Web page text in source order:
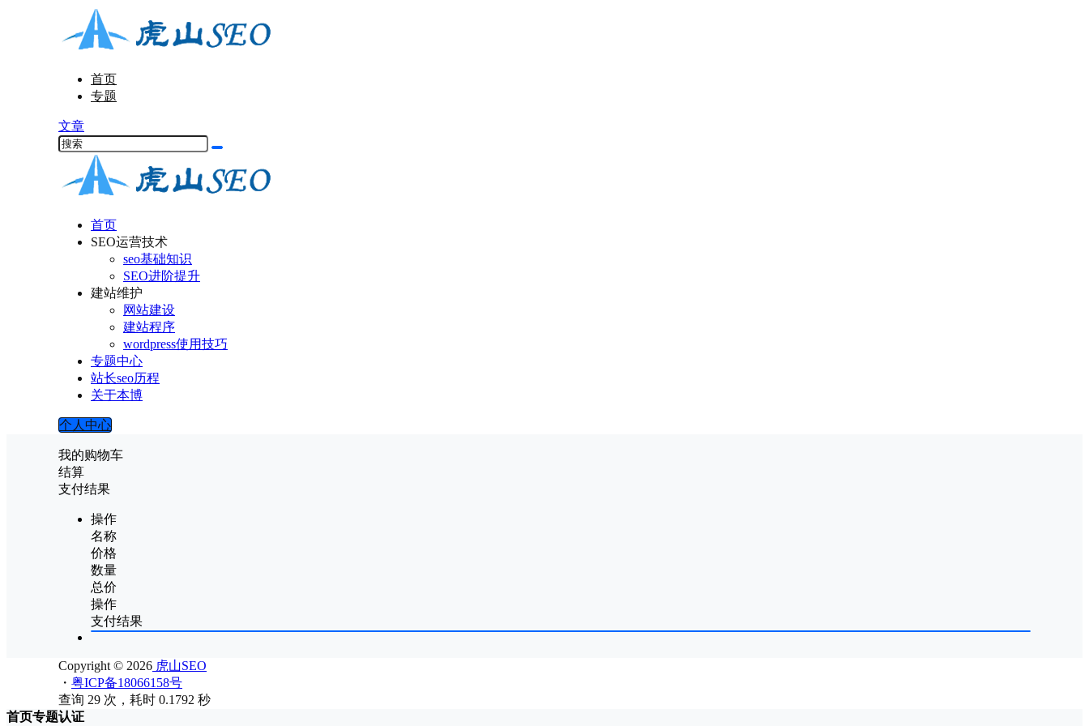
首页
专题
文章
首页
SEO运营技术
seo基础知识
SEO进阶提升
建站维护
网站建设
建站程序
wordpress使用技巧
专题中心
站长seo历程
关于本博
个人中心
我的购物车
结算
支付结果
操作
名称
价格
数量
总价
操作
支付结果
Copyright © 2026 虎山SEO
・ 粤ICP备18066158号
查询 29 次，耗时 0.1792 秒
首页专题认证